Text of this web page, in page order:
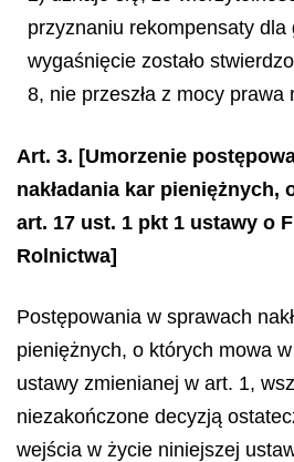
przyznaniu rekompensaty dla
wygaśnięcie zostało
8, nie przeszła z mocy
Art. 3. [Umorzenie
nakładania kar pieniężnych,
art. 17 ust. 1 pkt 1 ustawy o
Rolnictwa]
Postępowania w sprawach
pieniężnych, o których mowa
ustawy zmienianej w art. 1,
niezakończone decyzją
wejścia w życie niniejszej